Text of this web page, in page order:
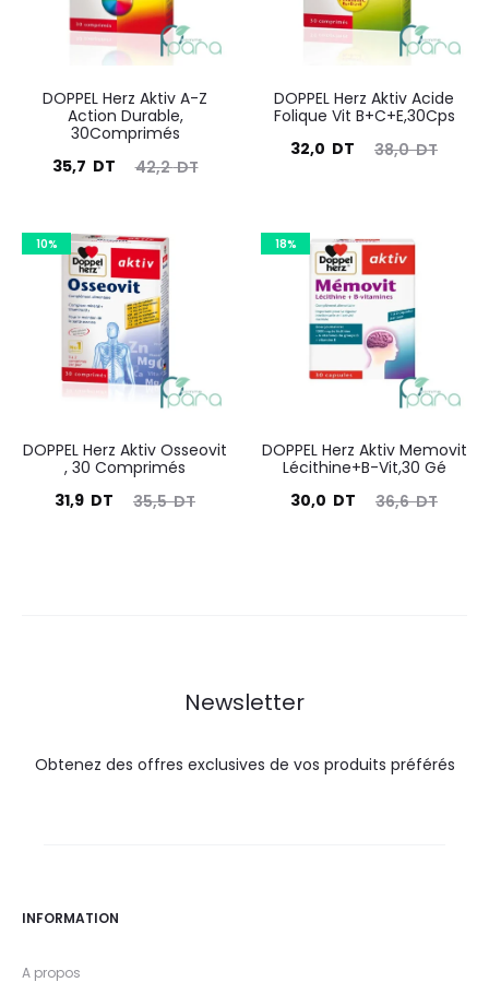
DOPPEL Herz Aktiv A-Z
Action Durable,
30Comprimés
42,2DT
Le
initial
était :
42,2
DT.
35,7 DT
actuel
DOPPEL Herz Aktiv Acide
Folique Vit B+C+E,30Cps
38,0DT
Le
était :
38,0
DT.
32,0 DT
est :
10%
DOPPEL Herz Aktiv Osseovit
, 30 Comprimés
35,5DT
Le
31,9 DT
18%
DOPPEL Herz Aktiv Memovit
Lécithine+B-Vit,30 Gé
36,6DT
Le
30,0 DT
Newsletter
Obtenez des offres exclusives de vos produits préférés
INFORMATION
A propos